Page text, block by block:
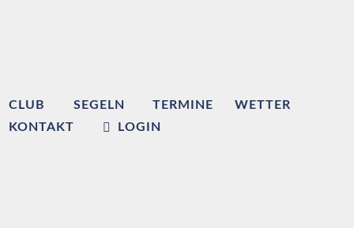
CLUB SEGELN TERMINE
WETTER
KONTAKT
LOGIN